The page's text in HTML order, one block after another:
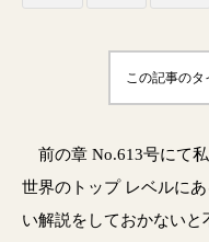
この記事の
前の章 No.613号にて
世界のトップ レベルに
い解説をしておかない